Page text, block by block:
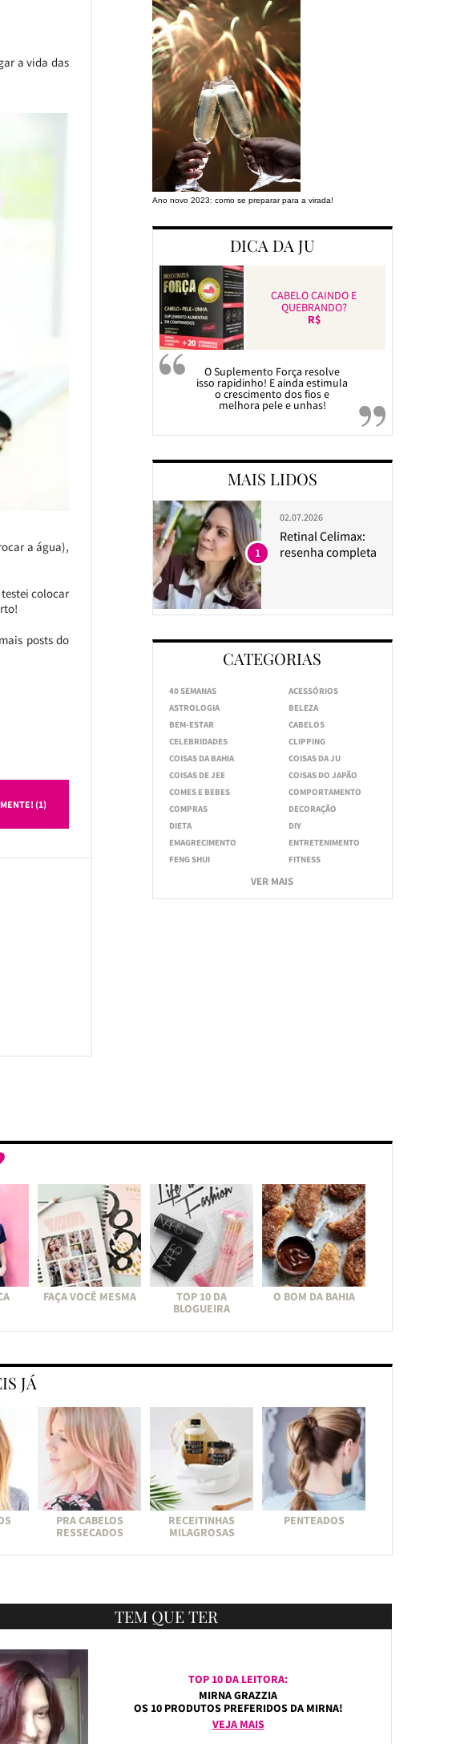
a vida das
a água),
colocar
posts do
(1)
Ano novo 2023: como se preparar para a virada!
DICA DA JU
CABELO CAINDO E
QUEBRANDO?
R$
O Suplemento Força resolve
isso rapidinho! E ainda estimula
o crescimento dos fios e
melhora pele e unhas!
MAIS LIDOS
02.07.2026
Retinal Celimax:
resenha completa
1
CATEGORIAS
40 SEMANAS
ACESSÓRIOS
ASTROLOGIA
BELEZA
BEM-ESTAR
CABELOS
CELEBRIDADES
CLIPPING
COISAS DA BAHIA
COISAS DA JU
COISAS DE JEE
COISAS DO JAPÃO
COMES E BEBES
COMPORTAMENTO
COMPRAS
DECORAÇÃO
DIETA
DIY
EMAGRECIMENTO
ENTRETENIMENTO
FENG SHUI
FITNESS
VER MAIS
FAÇA VOCÊ MESMA
TOP 10 DA
BLOGUEIRA
O BOM DA BAHIA
JÁ
PRA CABELOS
RESSECADOS
RECEITINHAS
MILAGROSAS
PENTEADOS
TEM QUE TER
TOP 10 DA LEITORA:
MIRNA GRAZZIA
OS 10 PRODUTOS PREFERIDOS DA MIRNA!
VEJA MAIS